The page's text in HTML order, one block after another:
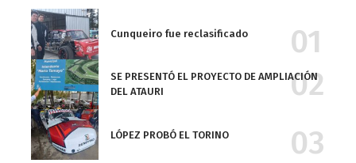
Cunqueiro fue reclasificado
SE PRESENTÓ EL PROYECTO DE AMPLIACIÓN
DEL ATAURI
LÓPEZ PROBÓ EL TORINO